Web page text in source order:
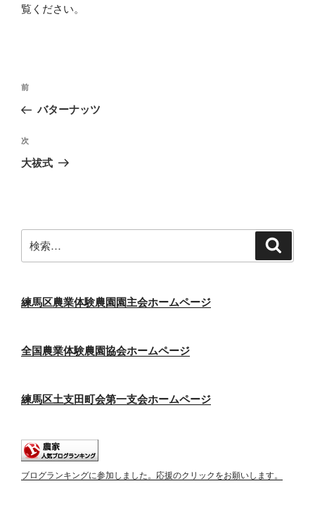
覧ください。
投
ナ
ビ
ゲ
ン
前
の
稿
前
バターナッツ
次
の
次
大祓式
索:
練馬区農業体験農園園主会ホームページ
全国農業体験農園協会ホームページ
練馬区土支田町会第一支会ホームページ
ブログランキングに参加しました。応援のクリックをお願いします。